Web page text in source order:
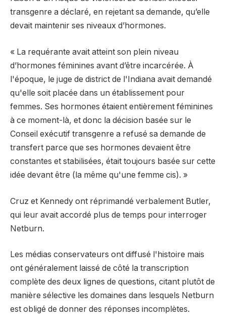
transgenre a déclaré, en rejetant sa demande, qu’elle
devait maintenir ses niveaux d’hormones.
« La requérante avait atteint son plein niveau
d’hormones féminines avant d’être incarcérée. À
l'époque, le juge de district de l'Indiana avait demandé
qu'elle soit placée dans un établissement pour
femmes. Ses hormones étaient entièrement féminines
à ce moment-là, et donc la décision basée sur le
Conseil exécutif transgenre a refusé sa demande de
transfert parce que ses hormones devaient être
constantes et stabilisées, était toujours basée sur cette
idée devant être (la même qu'une femme cis). »
Cruz et Kennedy ont réprimandé verbalement Butler,
qui leur avait accordé plus de temps pour interroger
Netburn.
Les médias conservateurs ont diffusé l'histoire mais
ont généralement laissé de côté la transcription
complète des deux lignes de questions, citant plutôt de
manière sélective les domaines dans lesquels Netburn
est obligé de donner des réponses incomplètes.